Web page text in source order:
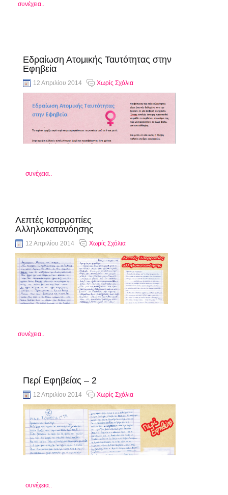
συνέχεια..
Εδραίωση Ατομικής Ταυτότητας στην
Εφηβεία
12 Απριλίου 2014 Χωρίς Σχόλια
συνέχεια..
Λεπτές Ισορροπίες
Αλληλοκατανόησης
12 Απριλίου 2014 Χωρίς Σχόλια
συνέχεια..
Περί Εφηβείας – 2
12 Απριλίου 2014 Χωρίς Σχόλια
συνέχεια..